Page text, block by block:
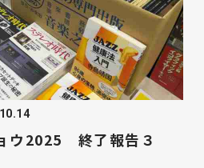
ムホールディングス)
デビアレ)
アインシュタイン)
#EIM電子(エイムデンシ)
#estelon(エステロン)
ウ2025 終了報告３